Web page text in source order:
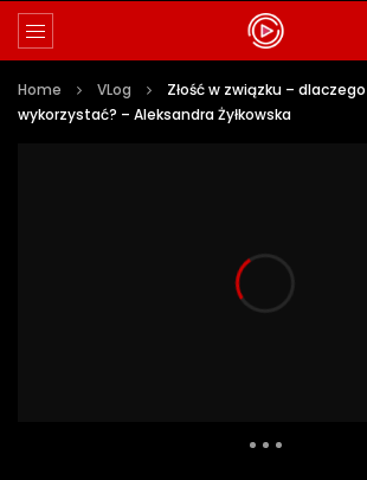
Home VLog
Złość w związku –
wykorzystać? – Aleksandra Żyłkowska